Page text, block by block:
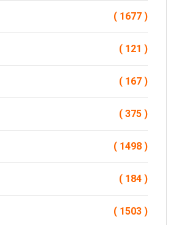
( 1677 )
( 121 )
( 167 )
( 375 )
( 1498 )
( 184 )
( 1503 )